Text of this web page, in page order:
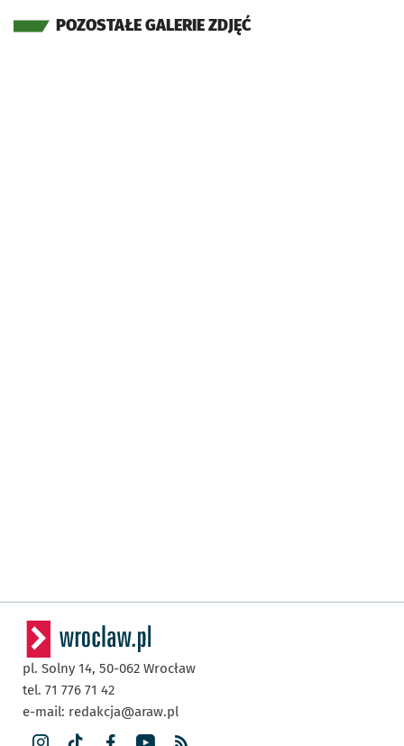
POZOSTAŁE GALERIE ZDJĘĆ
pl. Solny 14, 50-062 Wrocław
tel. 71 776 71 42
e-mail: redakcja@araw.pl